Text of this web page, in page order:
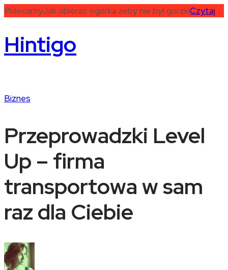
PolecamyJak obierać ogórka żeby nie był gorzkiCzytaj
Hintigo
Biznes
Przeprowadzki Level
Up – firma
transportowa w sam
raz dla Ciebie